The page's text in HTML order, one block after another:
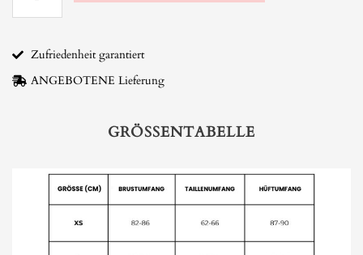
Zufriedenheit garantiert
ANGEBOTENE Lieferung
GRÖSSENTABELLE